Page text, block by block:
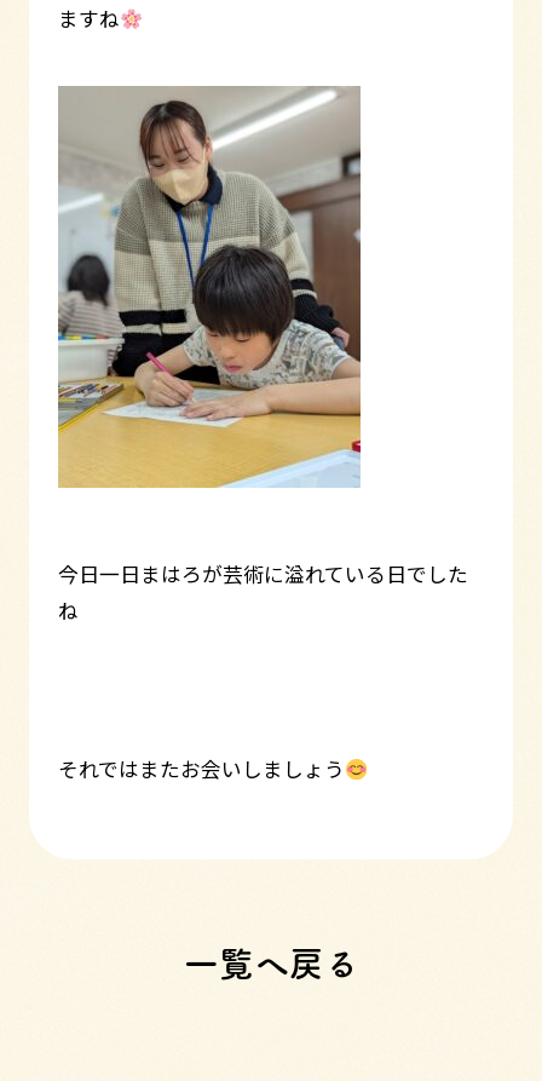
ますね
今日一日まはろが芸術に溢れている日でした
ね
それではまたお会いしましょう
一覧へ戻る